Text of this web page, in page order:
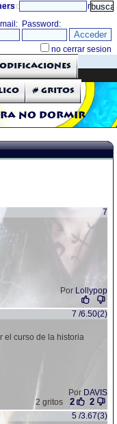
probably will» directorio
no dormir
# Gritos
7
Por Lollypop
7 /6.50(2)
el curso de la historia
Por DAVIS
2 2
2 gritos
5 /3.67(3)